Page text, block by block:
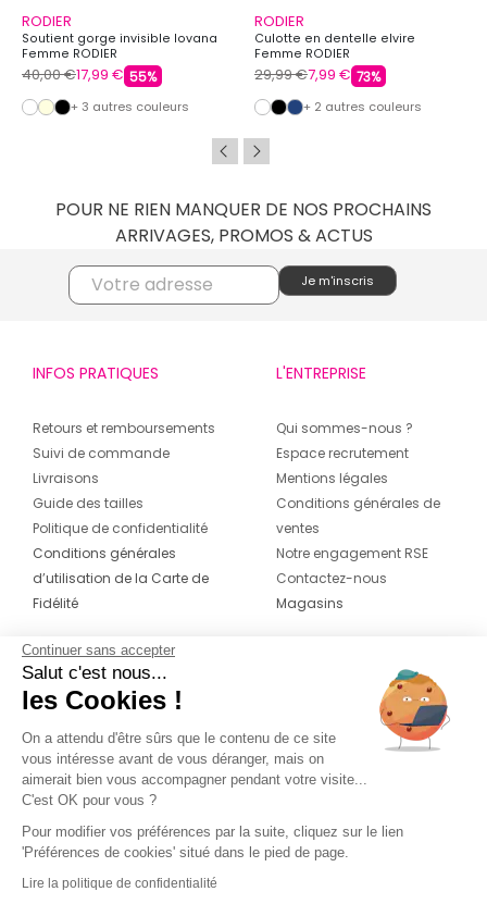
RODIER
Soutient gorge invisible lovana
Femme RODIER
40,00 €17,99 € 55%
+ 3 autres couleurs
RODIER
Culotte en dentelle elvire
Femme RODIER
29,99 €7,99 € 73%
+ 2 autres couleurs
POUR NE RIEN MANQUER DE NOS PROCHAINS
ARRIVAGES, PROMOS & ACTUS
INFOS PRATIQUES
Retours et remboursements
Suivi de commande
Livraisons
Guide des tailles
Politique de confidentialité
Conditions générales
d’utilisation de la Carte de
Fidélité
L'ENTREPRISE
Qui sommes-nous ?
Espace recrutement
Mentions légales
Conditions générales de
ventes
Notre engagement RSE
Contactez-nous
Magasins
CONTACT
04 42 20 78 42
Du lundi au jeudi de 8h30 à 16h30 & le
vendredi de 8h30 à 15h30
Continuer sans accepter
Salut c'est nous...
les Cookies !
On a attendu d'être sûrs que le contenu de ce site
vous intéresse avant de vous déranger, mais on
aimerait bien vous accompagner pendant votre visite...
C'est OK pour vous ?
Pour modifier vos préférences par la suite, cliquez sur le lien
'Préférences de cookies' situé dans le pied de page.
Lire la politique de confidentialité